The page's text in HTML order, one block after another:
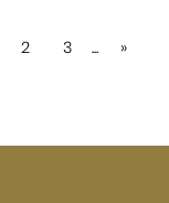
2 3 ... »